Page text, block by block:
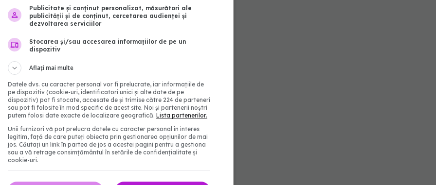
- FOTO: Freepik@EyeEM
cu fața pe pernă poate duce la apariția ridurilor
"riduri de somn". Alege să dormi pe spate sau pe
Publicitate și conținut personalizat, măsurători ale
publicității și de conținut, cercetarea audienței și
dezvoltarea serviciilor
Stocarea și/sau accesarea informațiilor de pe un
dispozitiv
Aflați mai multe
Datele dvs. cu caracter personal vor fi prelucrate, iar informațiile de
pe dispozitiv (cookie-uri, identificatori unici și alte date de pe
dispozitiv) pot fi stocate, accesate de și trimise către 224 de parteneri
sau pot fi folosite în mod specific de acest site. Noi și partenerii noștri
putem folosi date exacte de localizare geografică. Lista partenerilor.
Unii furnizori vă pot prelucra datele cu caracter personal în interes
legitim, față de care puteți obiecta prin gestionarea opțiunilor de mai
jos. Căutați un link în partea de jos a acestei pagini pentru a gestiona
sau a vă retrage consimțământul în setările de confidențialitate și
cookie-uri.